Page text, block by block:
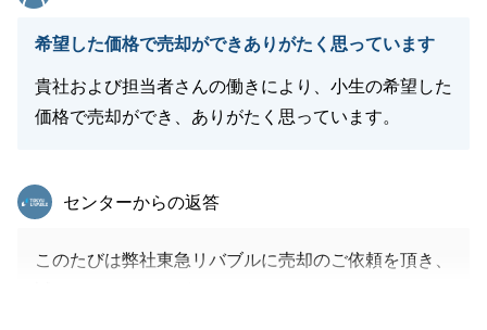
希望した価格で売却ができありがたく思っています
貴社および担当者さんの働きにより、小生の希望した
価格で売却ができ、ありがたく思っています。
東急リバブル
センターからの返答
このたびは弊社東急リバブルに売却のご依頼を頂き、